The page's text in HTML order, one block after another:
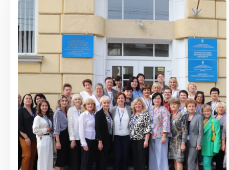
поєднання
і
навчання